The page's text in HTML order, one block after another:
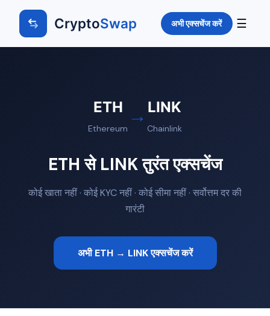
CryptoSwap अभी एक्सचेंज करें ☰
ETH
Ethereum
→ LINK
Chainlink
ETH से LINK तुरंत एक्सचेंज
कोई खाता नहीं · कोई KYC नहीं · कोई सीमा नहीं · सर्वोत्तम दर की
गारंटी
अभी ETH → LINK एक्सचेंज करें